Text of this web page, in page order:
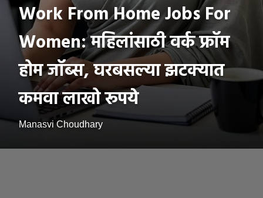
Work From Home Jobs For
Women: महिलांसाठी वर्क फ्रॉम
होम जॉब्स, घरबसल्या झटक्यात
कमवा लाखो रूपये
Manasvi Choudhary